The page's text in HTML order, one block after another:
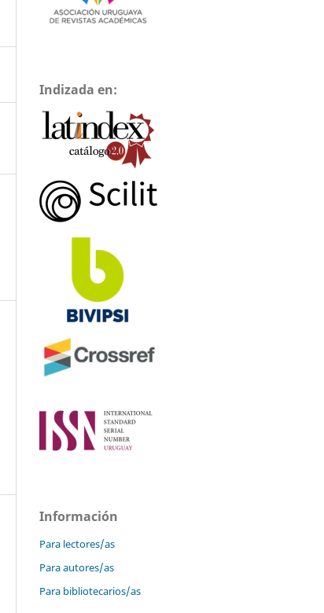
Indizada en:
Información
Para lectores/as
Para autores/as
Para bibliotecarios/as